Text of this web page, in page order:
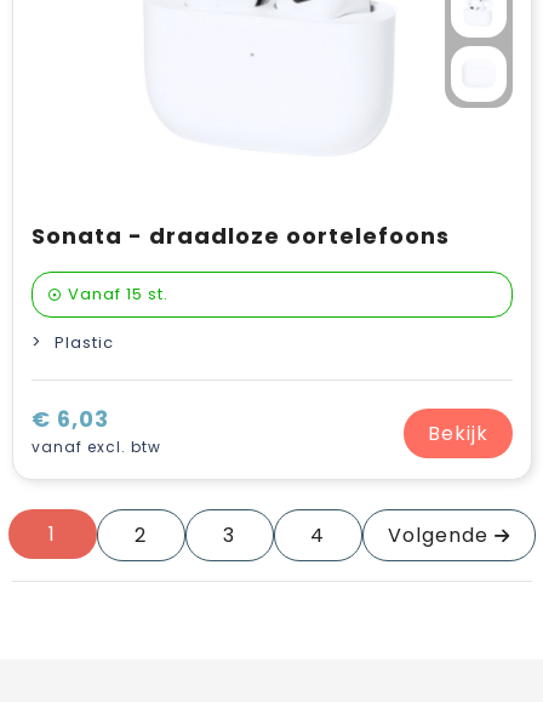
Sonata - draadloze oortelefoons
Vanaf 15 st.
Plastic
€ 6,03
vanaf excl. btw Bekijk
1 2 3 4 Volgende